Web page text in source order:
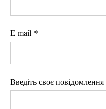
E-mail *
Введіть своє повідомлення